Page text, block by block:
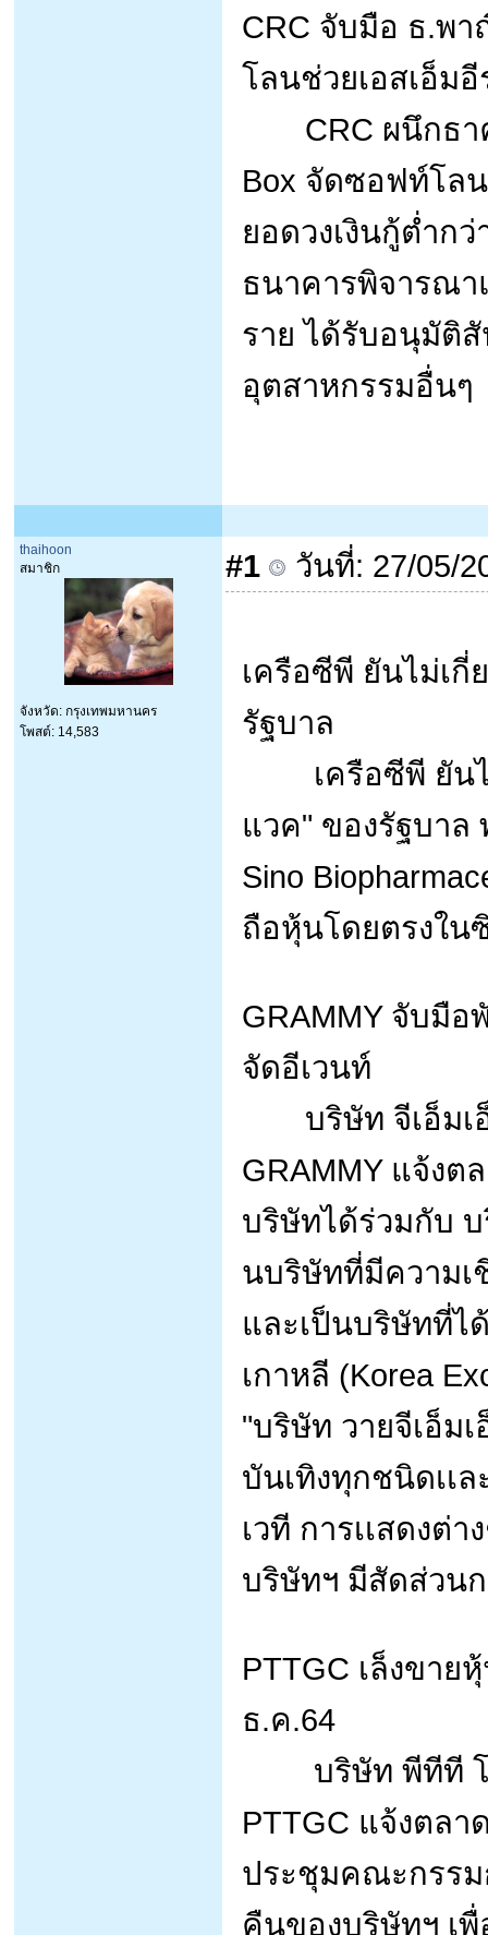
CRC จับมือ ธ.พ
โลนช่วยเอสเอ็มอี
CRC ผนึกธาค
Box จัดซอฟท์โล
ยอดวงเงินกู้ต่ำก
ธนาคารพิจารณา
ราย ได้รับอนุมัติ
อุตสาหกรรมอื่นๆ
thaihoon
สมาชิก
จังหวัด: กรุงเทพมหานคร
โพสต์: 14,583
#1 วันที่: 27/05/
เครือซีพี ยันไม่เ
รัฐบาล
เครือซีพี ยันไม่
แวค" ของรัฐบาล
Sino
ถือหุ้นโดยตรงใน
GRAMMY จับมื
จัดอีเวนท์
บริษัท จีเอ็มเอ็
GRAMMY แจ้งต
บริษัทได้ร่วมกับ บ
นบริษัทที่มีความ
และเป็นบริษัทที่ไ
เกาหลี (Korea
"บริษัท วายจีเอ็ม
บันเทิงทุกชนิดเเ
เวที การเเสดงต่
บริษัทฯ มีสัดส่วน
PTTGC เล็งขา
ธ.ค.64
บริษัท พีทีที โก
PTTGC แจ้งตล
ประชุมคณะกรร
คืนของบริษัทฯ เพื่